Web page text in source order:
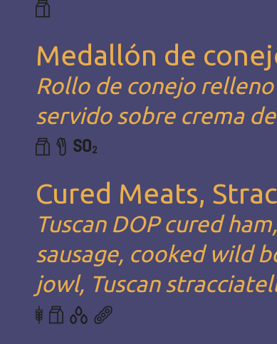
Medallón de
Rollo de conejo
servido sobre crema
Cured Meats,
Tuscan DOP cured
sausage, cooked wild
jowl, Tuscan